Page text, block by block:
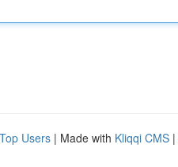
Top Users | Made with Kliqqi CMS |